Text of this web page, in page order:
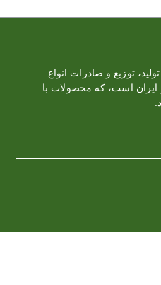
توزیع و صادرات انواع
ایران است، که محصولات با